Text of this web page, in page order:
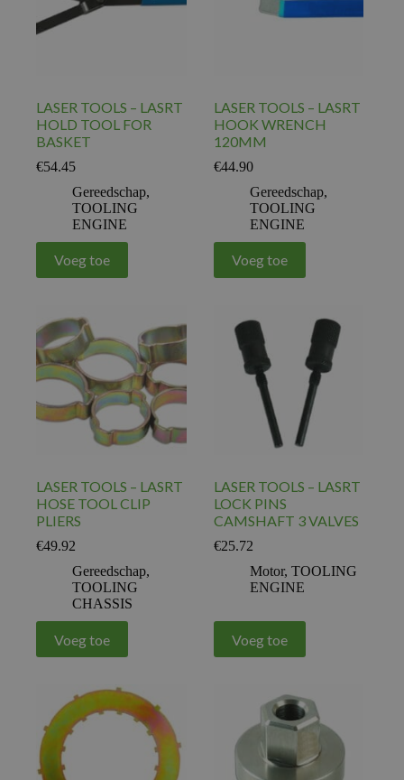
LASER TOOLS – LASRT
HOLD TOOL FOR
BASKET
€54.45
Gereedschap,
TOOLING
ENGINE
Voeg toe
LASER TOOLS – LASRT
HOOK WRENCH
120MM
€44.90
Gereedschap,
TOOLING
ENGINE
Voeg toe
LASER TOOLS – LASRT
HOSE TOOL CLIP
PLIERS
€49.92
Gereedschap,
TOOLING
CHASSIS
Voeg toe
LASER TOOLS – LASRT
LOCK PINS
CAMSHAFT 3 VALVES
€25.72
Motor, TOOLING
ENGINE
Voeg toe